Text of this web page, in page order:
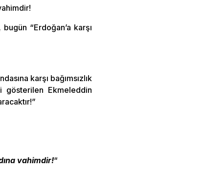
“Erdoğan’a karşı
karşı bağımsızlık
Ekmeleddin
vahimdir!“